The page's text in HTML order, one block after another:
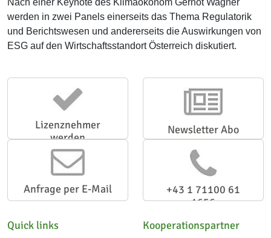
Nach einer Keynote des Klimaökonom Gernot Wagner
werden in zwei Panels einerseits das Thema Regulatorik
und Berichtswesen und andererseits die Auswirkungen von
ESG auf den Wirtschaftsstandort Österreich diskutiert.
Lizenznehmer
werden
Newsletter Abo
Anfrage per E-Mail
+43 1 71100 61
1656
Quick links
Kooperationspartner